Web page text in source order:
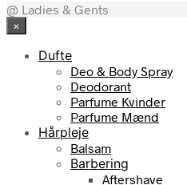
pris
@ Ladies & Gents
×
Dufte
Deo & Body Spray
Deodorant
Parfume Kvinder
Parfume Mænd
Hårpleje
Balsam
Barbering
Aftershave